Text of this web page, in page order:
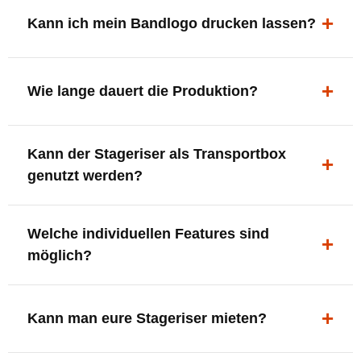
ergonomisch, sicher und gut sichtbar.
Kann ich mein Bandlogo drucken lassen?
deine Bühne, deine Marke.
Wie lange dauert die Produktion?
innerhalb Deutschlands kostenfrei.
Kann der Stageriser als Transportbox
genutzt werden?
oder Zubehör nutzen.
Welche individuellen Features sind
möglich?
XLR-Brücke / Schnittstelle
Setlist-Clip
Kann man eure Stageriser mieten?